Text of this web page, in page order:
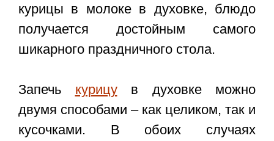
курицы в молоке в духовке, блюдо
получается достойным самого
шикарного праздничного стола.
Запечь курицув духовке можно
двумя способами – как целиком, так и
кусочками. В обоих случаях